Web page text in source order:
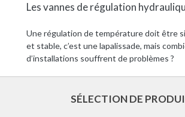
Les vannes de régulation
Une régulation de température doit être
et stable, c’est une lapalissade, mais
d’installations souffrent de problèmes ?
SÉLECTION DE